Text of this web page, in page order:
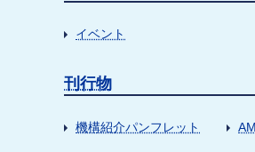
イベント
刊行物
機構紹介パンフレット